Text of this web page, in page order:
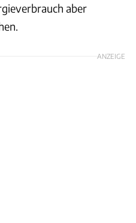
aber
ANZEIGE